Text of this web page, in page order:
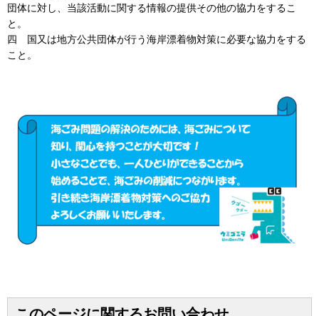
団体に対し、当該活動に関する情報の提供その他の協力をするこ
と。
四 国又は地方公共団体が行う海岸漂着物対策に必要な協力をする
こと。